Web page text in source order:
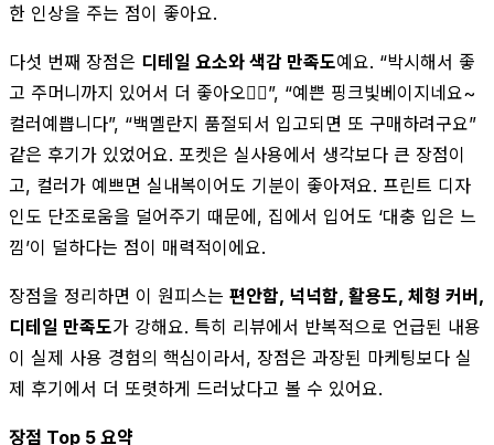
한 인상을 주는 점이 좋아요.
다섯 번째 장점은 디테일 요소와 색감 만족도예요. “박시해서 좋
고 주머니까지 있어서 더 좋아오👍🏻”, “예쁜 핑크빛베이지네요~
컬러예쁩니다”, “백멜란지 품절되서 입고되면 또 구매하려구요”
같은 후기가 있었어요. 포켓은 실사용에서 생각보다 큰 장점이
고, 컬러가 예쁘면 실내복이어도 기분이 좋아져요. 프린트 디자
인도 단조로움을 덜어주기 때문에, 집에서 입어도 ‘대충 입은 느
낌’이 덜하다는 점이 매력적이에요.
장점을 정리하면 이 원피스는 편안함, 넉넉함, 활용도, 체형 커버,
디테일 만족도가 강해요. 특히 리뷰에서 반복적으로 언급된 내용
이 실제 사용 경험의 핵심이라서, 장점은 과장된 마케팅보다 실
제 후기에서 더 또렷하게 드러났다고 볼 수 있어요.
장점 Top 5 요약